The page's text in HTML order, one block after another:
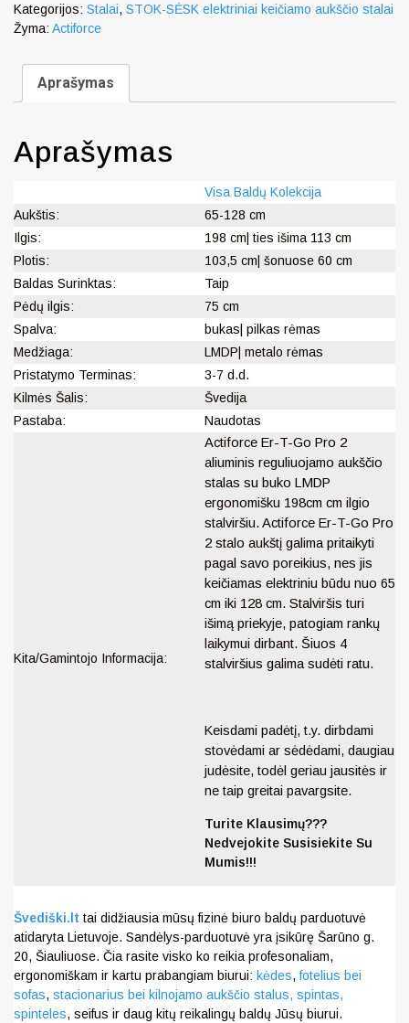
Kategorijos: Stalai, STOK-SĖSK elektriniai keičiamo aukščio stalai
Žyma: Actiforce
Aprašymas
Aprašymas
Visa Baldų Kolekcija
Aukštis:
65-128 cm
Ilgis:
198 cm| ties išima 113 cm
Plotis:
103,5 cm| šonuose 60 cm
Baldas Surinktas:
Taip
Pėdų ilgis:
75 cm
Spalva:
bukas| pilkas rėmas
Medžiaga:
LMDP| metalo rėmas
Pristatymo Terminas:
3-7 d.d.
Kilmės Šalis:
Švedija
Pastaba:
Naudotas
Kita/Gamintojo Informacija:
Actiforce Er-T-Go Pro 2
aliuminis reguliuojamo aukščio
stalas su buko LMDP
ergonomišku 198cm cm ilgio
stalviršiu. Actiforce Er-T-Go Pro
2 stalo aukštį galima pritaikyti
pagal savo poreikius, nes jis
keičiamas elektriniu būdu nuo 65
cm iki 128 cm. Stalviršis turi
išimą priekyje, patogiam rankų
laikymui dirbant. Šiuos 4
stalviršius galima sudėti ratu.
Keisdami padėtį, t.y. dirbdami
stovėdami ar sėdėdami, daugiau
judėsite, todėl geriau jausitės ir
ne taip greitai pavargsite.
Turite Klausimų???
Nedvejokite Susisiekite Su
Mumis!!!
Švediški.lt tai didžiausia mūsų fizinė biuro baldų parduotuvė
atidaryta Lietuvoje. Sandėlys-parduotuvė yra įsikūrę Šarūno g.
20, Šiauliuose. Čia rasite visko ko reikia profesonaliam,
ergonomiškam ir kartu prabangiam biurui: kėdes,fotelius bei
sofas, stacionarius bei kilnojamo aukščio stalus, spintas,
spinteles, seifus ir daug kitų reikalingų baldų Jūsų biurui.